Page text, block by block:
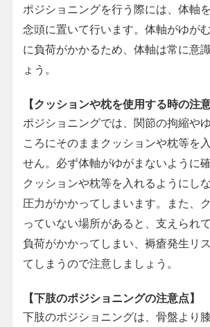
ポジショニングを行う際には、体軸
念頭に置いて行います。体軸がゆが
に負荷がかかるため、体軸は常に意
ょう。
【クッションや枕を使用する時の注意
ポジショニングでは、関節の拘縮や
ころにそのままクッションや枕等を
せん。必ず体軸がゆがまないように
クッションや枕等を入れるようにし
圧力がかかってしまいます。また、
っていない場所があると、支えられ
負荷がかかってしまい、褥瘡発生リ
てしまうので注意しましょう。
【下肢のポジショニングの注意点】
下肢のポジショニングは、骨盤より